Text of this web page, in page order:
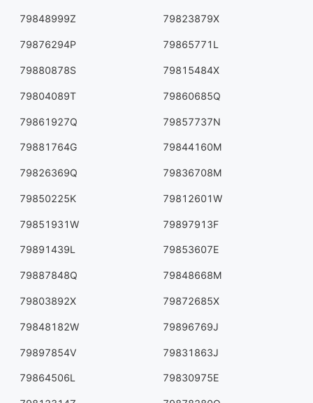
79848999Z 79823879X
79876294P 79865771L
79880878S 79815484X
79804089T 79860685Q
79861927Q 79857737N
79881764G 79844160M
79826369Q 79836708M
79850225K 79812601W
79851931W 79897913F
79891439L 79853607E
79887848Q 79848668M
79803892X 79872685X
79848182W 79896769J
79897854V 79831863J
79864506L 79830975E